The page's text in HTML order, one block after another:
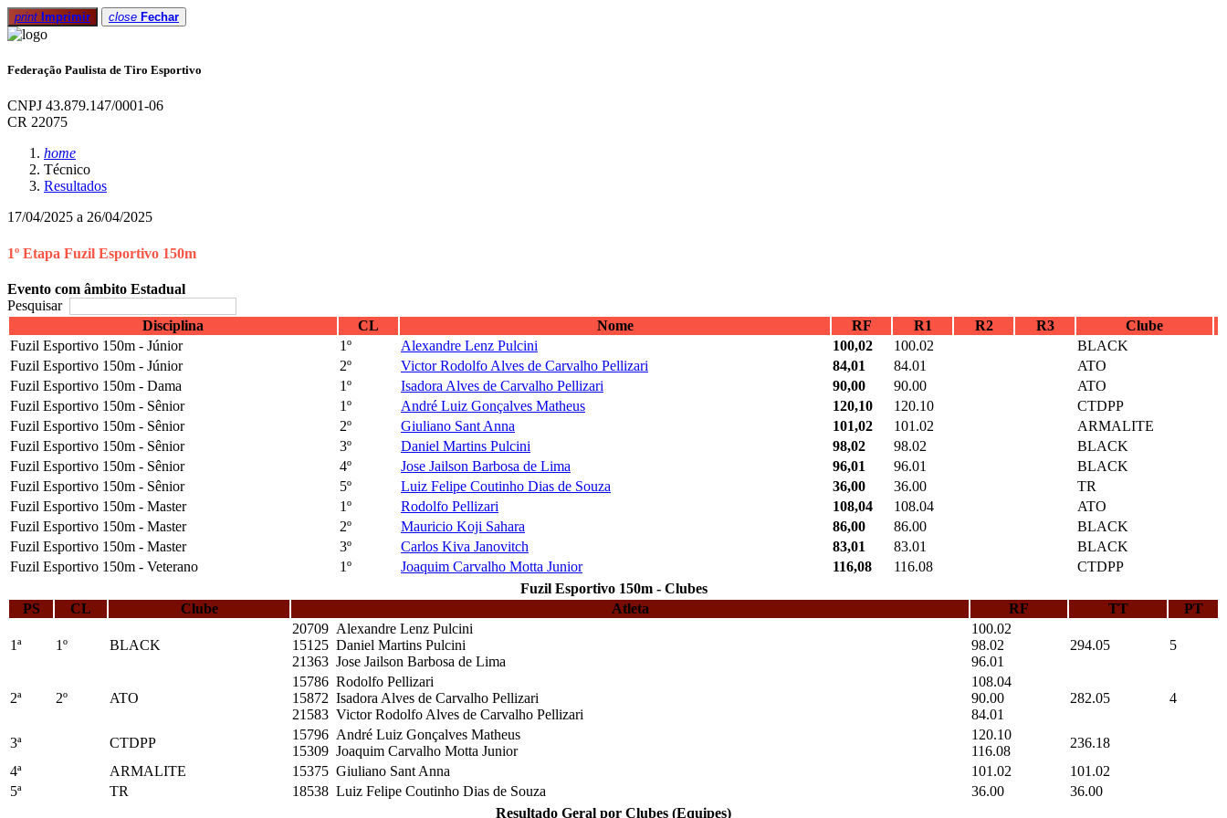
print Imprimir close Fechar
Federação Paulista de Tiro Esportivo
CNPJ 43.879.147/0001-06
CR 22075
home
Técnico
Resultados
17/04/2025 a 26/04/2025
1º Etapa Fuzil Esportivo 150m
Evento com âmbito Estadual
Pesquisar
Disciplina
CL Nome RF R1 R2 R3
Clube
Fuzil Esportivo 150m - Júnior
1º Alexandre Lenz Pulcini 100,02 100.02
BLACK
Fuzil Esportivo 150m - Júnior
2º Victor Rodolfo Alves de Carvalho Pellizari 84,01 84.01
ATO
Fuzil Esportivo 150m - Dama
1º Isadora Alves de Carvalho Pellizari 90,00 90.00
ATO
Fuzil Esportivo 150m - Sênior
1º André Luiz Gonçalves Matheus 120,10 120.10
CTDPP
Fuzil Esportivo 150m - Sênior
2º Giuliano Sant Anna 101,02 101.02
ARMALITE
Fuzil Esportivo 150m - Sênior
3º Daniel Martins Pulcini 98,02 98.02
BLACK
Fuzil Esportivo 150m - Sênior
4º Jose Jailson Barbosa de Lima 96,01 96.01
BLACK
Fuzil Esportivo 150m - Sênior
5º Luiz Felipe Coutinho Dias de Souza 36,00 36.00
TR
Fuzil Esportivo 150m - Master
1º Rodolfo Pellizari 108,04 108.04
ATO
Fuzil Esportivo 150m - Master
2º Mauricio Koji Sahara 86,00 86.00
BLACK
Fuzil Esportivo 150m - Master
3º Carlos Kiva Janovitch 83,01 83.01
BLACK
Fuzil Esportivo 150m - Veterano
1º Joaquim Carvalho Motta Junior 116,08 116.08
CTDPP
Fuzil Esportivo 150m - Clubes
PS
CL Clube Atleta RF TT PT
1ª 1º BLACK
20709 Alexandre Lenz Pulcini
15125 Daniel Martins Pulcini
21363 Jose Jailson Barbosa de Lima
100.02
98.02
96.01
294.05 5
2ª 2º ATO
15786 Rodolfo Pellizari
15872 Isadora Alves de Carvalho Pellizari
21583 Victor Rodolfo Alves de Carvalho Pellizari
108.04
90.00
84.01
282.05 4
3ª CTDPP
15796 André Luiz Gonçalves Matheus
15309 Joaquim Carvalho Motta Junior
120.10
116.08
236.18
4ª
ARMALITE 15375 Giuliano Sant Anna 101.02
101.02
5ª
TR 18538 Luiz Felipe Coutinho Dias de Souza 36.00
36.00
Resultado Geral por Clubes (Equipes)